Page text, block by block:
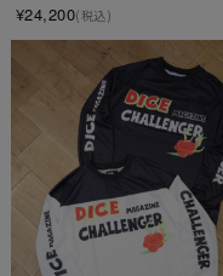
¥24,200(税込)